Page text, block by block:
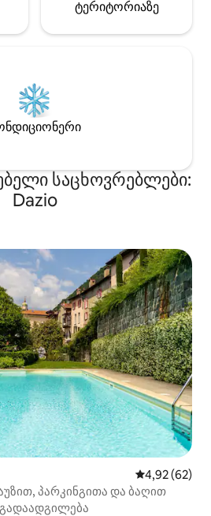
ტერიტორიაზე
საცხოვრებლები:
Dazio
საშუალო
4,92 (62)
პარკინგითა და ბაღით
გადაადგილება